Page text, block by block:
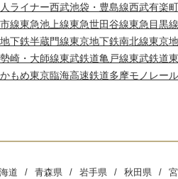
ライナー西武池袋・豊島線西武有楽
線東急池上線東急世田谷線東急目黒線
下鉄半蔵門線東京地下鉄南北線東京
崎・大師線東武鉄道亀戸線東武鉄道
もめ東京臨海高速鉄道多摩モノレール
道 青森県 岩手県 秋田県